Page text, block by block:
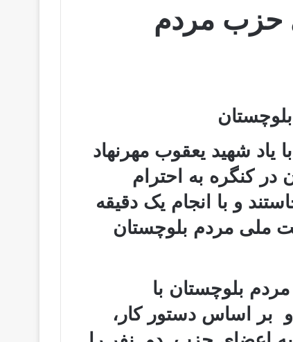
حزب مردم
شهید یعقوب مهرنهاد
در کنگره به احترام
و با انجام یک دقیقه
ملی مردم بلوچستان
بلوچستان با
بر اساس دستور کار،